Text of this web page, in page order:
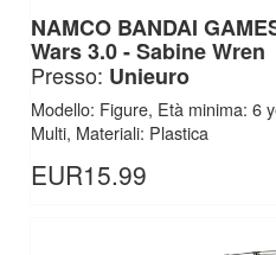
NAMCO BANDAI
Wars 3.0 - Sabine Wren
Presso: Unieuro
Modello: Figure, Età minima: 6
Multi, Materiali: Plastica
EUR15.99